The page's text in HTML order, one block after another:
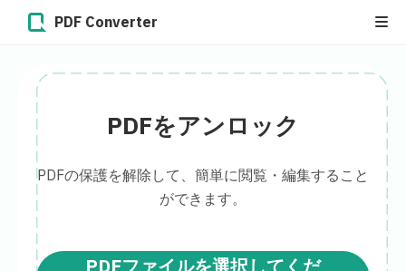
PDF Converter
PDFをアンロック
PDFの保護を解除して、簡単に閲覧・編集すること
ができます。